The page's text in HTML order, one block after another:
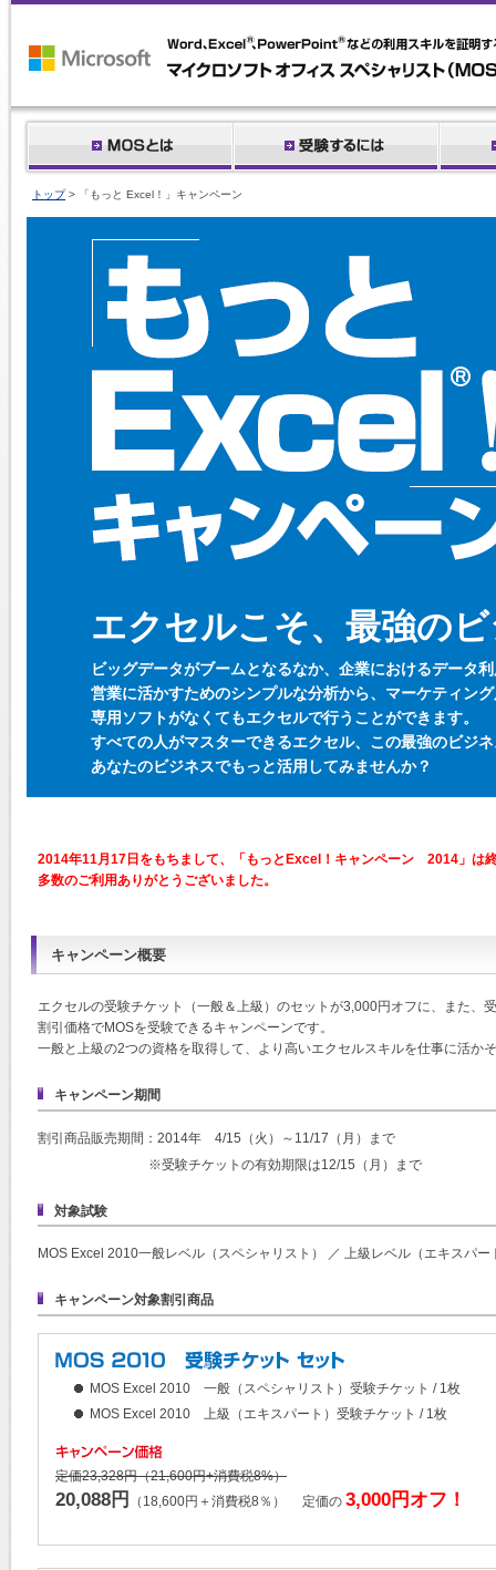
トップ> 「もっと Excel！」キャンペーン
エクセルこそ、最強の
ビッグデータがブームとなるなか、企業におけるデータ
営業に活かすためのシンプルな分析から、マーケティン
専用ソフトがなくてもエクセルで行うことができます。
すべての人がマスターできるエクセル、この最強のビジ
あなたのビジネスでもっと活用してみませんか？
2014年11月17日をもちまして、「もっとExcel！キャンペーン 2014」は
多数のご利用ありがとうございました。
キャンペーン概要
エクセルの受験チケット（一般＆上級）のセットが3,000円オフに、また、
割引価格でMOSを受験できるキャンペーンです。
一般と上級の2つの資格を取得して、より高いエクセルスキルを仕事に活か
キャンペーン期間
割引商品販売期間：2014年 4/15（火）～11/17（月）まで
※受験チケットの有効期限は12/15（月）まで
対象試験
MOS Excel 2010一般レベル（スペシャリスト） ／ 上級レベル（エキスパー
キャンペーン対象割引商品
MOS Excel 2010 一般（スペシャリスト）受験チケット / 1枚
MOS Excel 2010 上級（エキスパート）受験チケット / 1枚
定価23,328円（21,600円+消費税8%）
20,088円 （18,600円＋消費税8％） 定価の 3,000円オフ！